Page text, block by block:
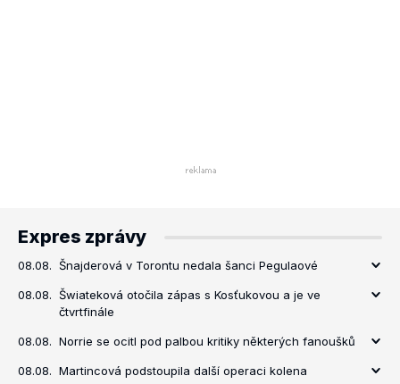
Expres zprávy
08.08. Šnajderová v Torontu nedala šanci Pegulaové
08.08. Šwiateková otočila zápas s Kosťukovou a je ve
čtvrtfinále
08.08. Norrie se ocitl pod palbou kritiky některých fanoušků
08.08. Martincová podstoupila další operaci kolena